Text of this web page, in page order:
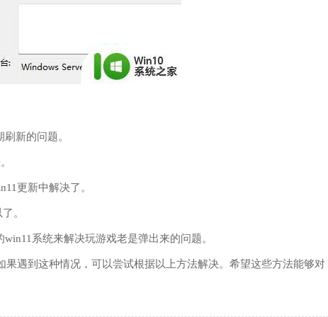
新的问题。
更新中解决了。
。
系统来解决玩游戏老是弹出来的问题。
遇到这种情况，可以尝试根据以上方法解决。希望这些方法能够对